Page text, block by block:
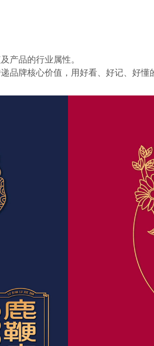
产品的行业属性。
牌核心价值，用好看、好记、好懂